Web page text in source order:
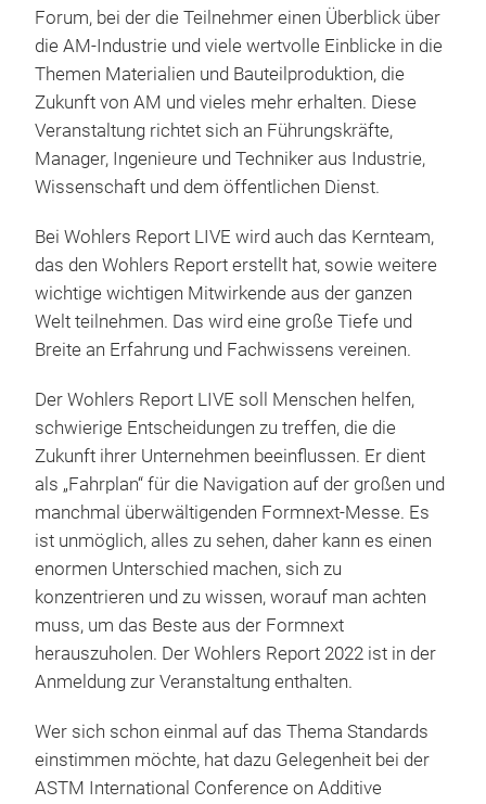
Forum, bei der die Teilnehmer einen Überblick über
die AM-Industrie und viele wertvolle Einblicke in die
Themen Materialien und Bauteilproduktion, die
Zukunft von AM und vieles mehr erhalten. Diese
Veranstaltung richtet sich an Führungskräfte,
Manager, Ingenieure und Techniker aus Industrie,
Wissenschaft und dem öffentlichen Dienst.
Bei Wohlers Report LIVE wird auch das Kernteam,
das den Wohlers Report erstellt hat, sowie weitere
wichtige wichtigen Mitwirkende aus der ganzen
Welt teilnehmen. Das wird eine große Tiefe und
Breite an Erfahrung und Fachwissens vereinen.
Der Wohlers Report LIVE soll Menschen helfen,
schwierige Entscheidungen zu treffen, die die
Zukunft ihrer Unternehmen beeinflussen. Er dient
als „Fahrplan“ für die Navigation auf der großen und
manchmal überwältigenden Formnext-Messe. Es
ist unmöglich, alles zu sehen, daher kann es einen
enormen Unterschied machen, sich zu
konzentrieren und zu wissen, worauf man achten
muss, um das Beste aus der Formnext
herauszuholen. Der Wohlers Report 2022 ist in der
Anmeldung zur Veranstaltung enthalten.
Wer sich schon einmal auf das Thema Standards
einstimmen möchte, hat dazu Gelegenheit bei der
ASTM International Conference on Additive